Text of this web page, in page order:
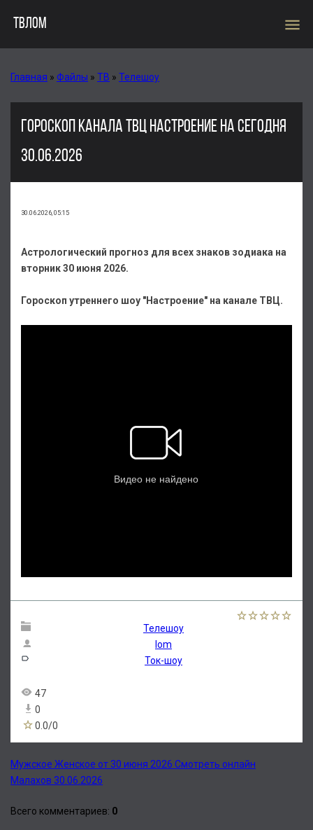
ТВЛОМ menu
Главная » Файлы » ТВ » Телешоу
ГОРОСКОП КАНАЛА ТВЦ НАСТРОЕНИЕ НА СЕГОДНЯ
30.06.2026
30.06.2026, 05:15
Астрологический прогноз для всех знаков зодиака на
вторник 30 июня 2026.
Гороскоп утреннего шоу "Настроение" на канале ТВЦ.
Телешоу
lom
Ток-шоу
47
0
0.0/0
Мужское Женское от 30 июня 2026 Смотреть онлайн
Малахов 30.06.2026
Всего комментариев: 0